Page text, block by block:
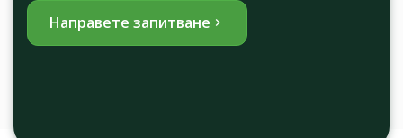
Направете запитване